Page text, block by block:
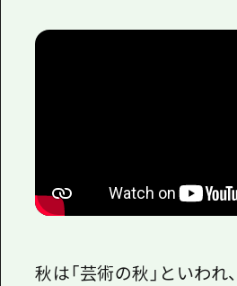
秋は「芸術の秋」といわ